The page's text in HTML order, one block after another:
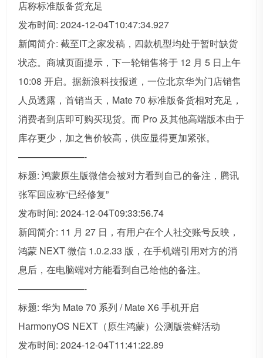
店称标准版备货充足
发布时间: 2024-12-04T10:47:34.927
新闻简介: 截至IT之家发稿，四款机型均处于暂时缺货
状态。商城页面提示，下一轮销售将于 12 月 5 日上午
10:08 开启。据新浪科技报道，一位北京华为门店销售
人员透露，首销当天，Mate 70 标准版备货相对充足，
消费者到店即可购买现货。而 Pro 及其他高端版本由于
库存更少，加之售价较高，供应显得更加紧张。
———————-
标题: 鸿蒙原生版微信会被对方看到自己的备注，腾讯
张军回应称“已经修复”
发布时间: 2024-12-04T09:33:56.74
新闻简介: 11 月 27 日，有用户在个人社交账号反映，
鸿蒙 NEXT 微信 1.0.2.33 版，在手机端引用对方的消
息后，在电脑端对方能看到自己给他的备注。
———————-
标题: 华为 Mate 70 系列 / Mate X6 手机开启
HarmonyOS NEXT（原生鸿蒙）公测版尝鲜活动
发布时间: 2024-12-04T11:41:22.89